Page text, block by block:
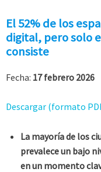
El 52% de los
digital, pero solo
consiste
Fecha: 17 febrero 2026
Descargar (formato
La mayoría de los
prevalece un bajo
en un momento